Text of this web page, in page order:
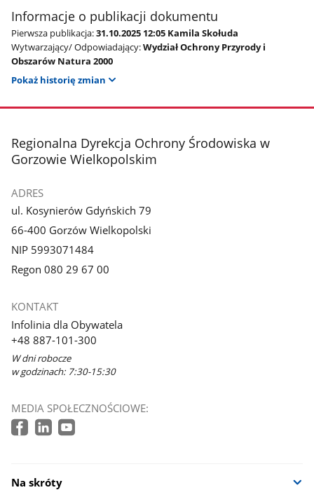
Informacje o publikacji dokumentu
Pierwsza publikacja:31.10.2025 12:05 Kamila Skołuda
Wytwarzający/ Odpowiadający:Wydział Ochrony Przyrody i
Obszarów Natura 2000
Pokaż historię zmian
stopka
Regionalna Dyrekcja Ochrony Środowiska w
Gorzowie Wielkopolskim
ADRES
ul. Kosynierów Gdyńskich 79
66-400 Gorzów Wielkopolski
NIP 5993071484
Regon 080 29 67 00
KONTAKT
Infolinia dla Obywatela
+48 887-101-300
W dni robocze
w godzinach: 7:30-15:30
MEDIA SPOŁECZNOŚCIOWE:
Na skróty